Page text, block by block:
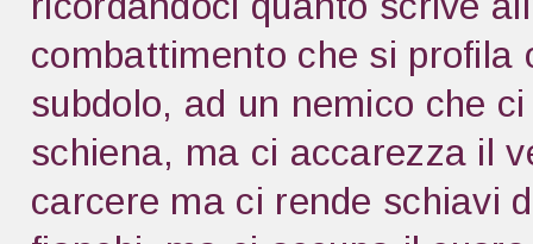
combattimento che si profila
subdolo, ad un nemico che
schiena, ma ci accarezza il
carcere ma ci rende schiavi